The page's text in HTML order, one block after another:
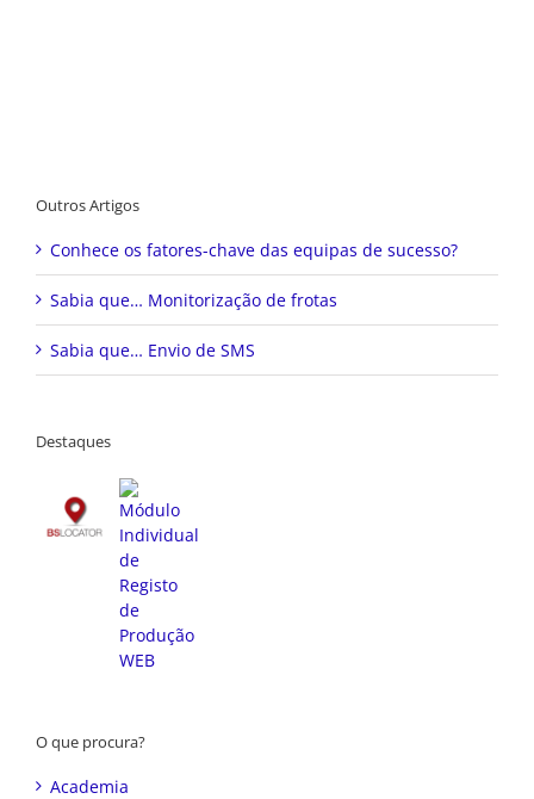
Outros Artigos
Conhece os fatores-chave das equipas de sucesso?
Sabia que… Monitorização de frotas
Sabia que… Envio de SMS
Destaques
O que procura?
Academia